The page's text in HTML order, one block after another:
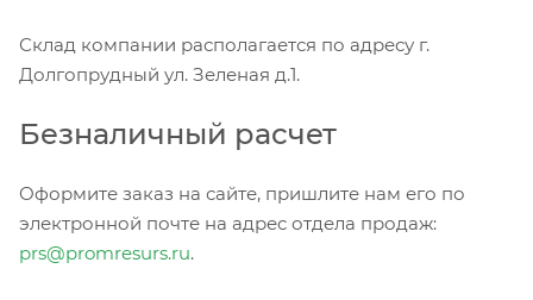
Склад компании располагается по адресу г.
Долгопрудный ул. Зеленая д.1.
Безналичный расчет
Оформите заказ на сайте, пришлите нам его по
электронной почте на адрес отдела продаж:
prs@promresurs.ru.